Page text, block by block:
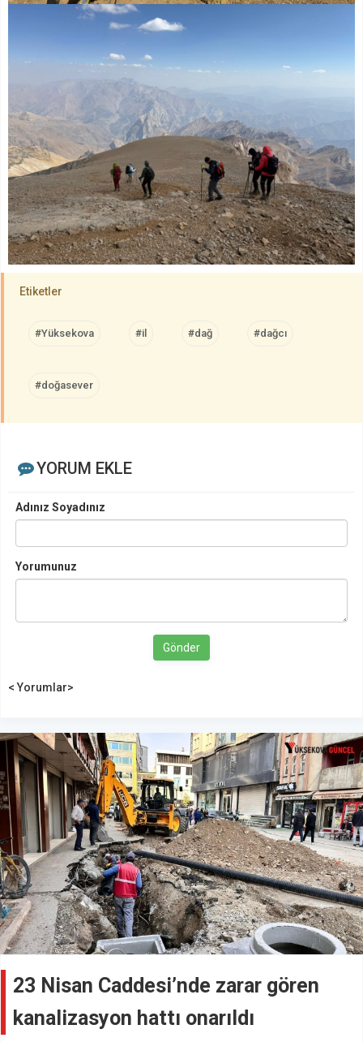
Etiketler
#Yüksekova #il #dağ #dağcı
#doğasever
YORUM EKLE
Adınız Soyadınız
Yorumunuz
Gönder
< Yorumlar>
23 Nisan Caddesi’nde zarar gören
kanalizasyon hattı onarıldı